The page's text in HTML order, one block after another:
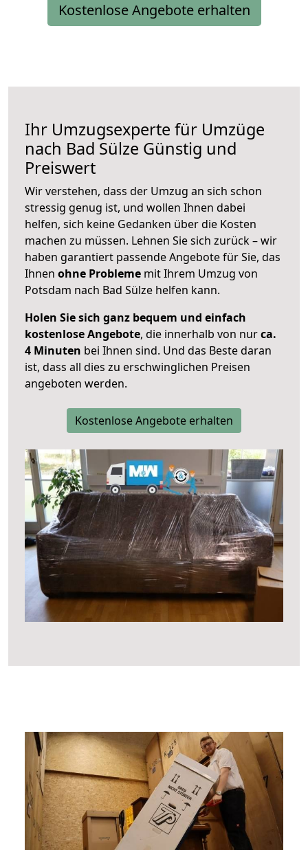
Kostenlose Angebote erhalten
Ihr Umzugsexperte für Umzüge
nach Bad Sülze Günstig und
Preiswert
Wir verstehen, dass der Umzug an sich schon
stressig genug ist, und wollen Ihnen dabei
helfen, sich keine Gedanken über die Kosten
machen zu müssen. Lehnen Sie sich zurück – wir
haben garantiert passende Angebote für Sie, das
Ihnen ohne Probleme mit Ihrem Umzug von
Potsdam nach Bad Sülze helfen kann.
Holen Sie sich ganz bequem und einfach
kostenlose Angebote, die innerhalb von nurca.
4 Minuten bei Ihnen sind. Und das Beste daran
ist, dass all dies zu erschwinglichen Preisen
angeboten werden.
Kostenlose Angebote erhalten